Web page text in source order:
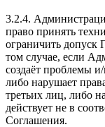
3.2.4.
право принять
ограничить допуск
том случае, если
создаёт проблемы
либо нарушает
третьих лиц, либо
действует не в
Соглашения.